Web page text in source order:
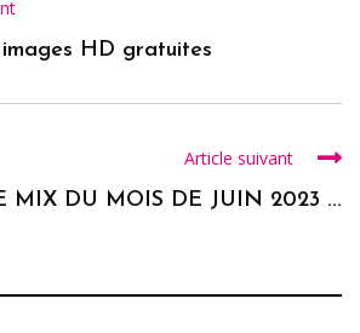
HD gratuites
Article suivant
MIX DU MOIS DE JUIN 2023 ...